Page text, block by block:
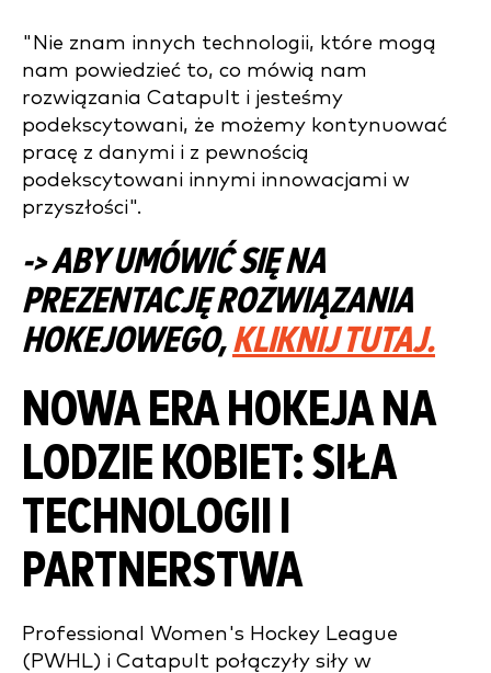
"Nie znam innych technologii, które mogą
nam powiedzieć to, co mówią nam
rozwiązania Catapult i jesteśmy
podekscytowani, że możemy kontynuować
pracę z danymi i z pewnością
podekscytowani innymi innowacjami w
przyszłości".
-> ABY UMÓWIĆ SIĘ NA
PREZENTACJĘ ROZWIĄZANIA
HOKEJOWEGO,KLIKNIJ TUTAJ.
NOWA ERA HOKEJA NA
LODZIE KOBIET: SIŁA
TECHNOLOGII I
PARTNERSTWA
Professional Women's Hockey League
(PWHL) i Catapult połączyły siły w